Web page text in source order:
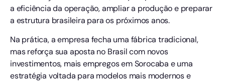
a eficiência da operação, ampliar a produção e preparar
a estrutura brasileira para os próximos anos.
Na prática, a empresa fecha uma fábrica tradicional,
mas reforça sua aposta no Brasil com novos
investimentos, mais empregos em Sorocaba e uma
estratégia voltada para modelos mais modernos e